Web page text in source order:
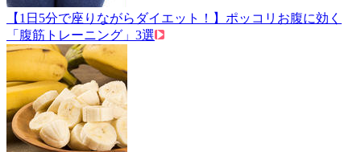
【1日5分で座りながらダイエット！】ポッコリお腹に効く
「腹筋トレーニング」3選